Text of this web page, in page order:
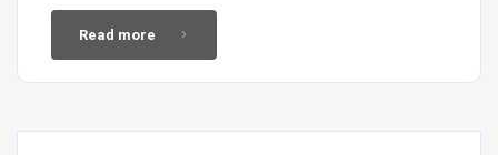
Read more